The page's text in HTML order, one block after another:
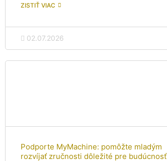
ZISTIŤ VIAC
02.07.2026
Podporte MyMachine: pomôžte mladým
rozvíjať zručnosti dôležité pre budúcnosť